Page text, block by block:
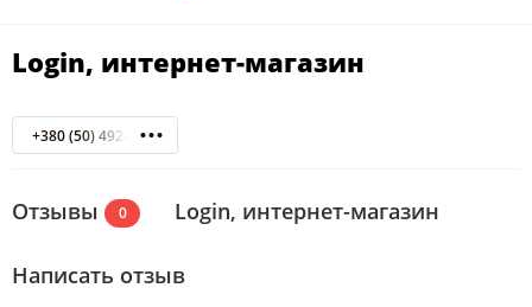
Login, интернет-магазин
+380 (50) 492-88-83
Отзывы 0 Login, интернет-магазин
Написать отзыв